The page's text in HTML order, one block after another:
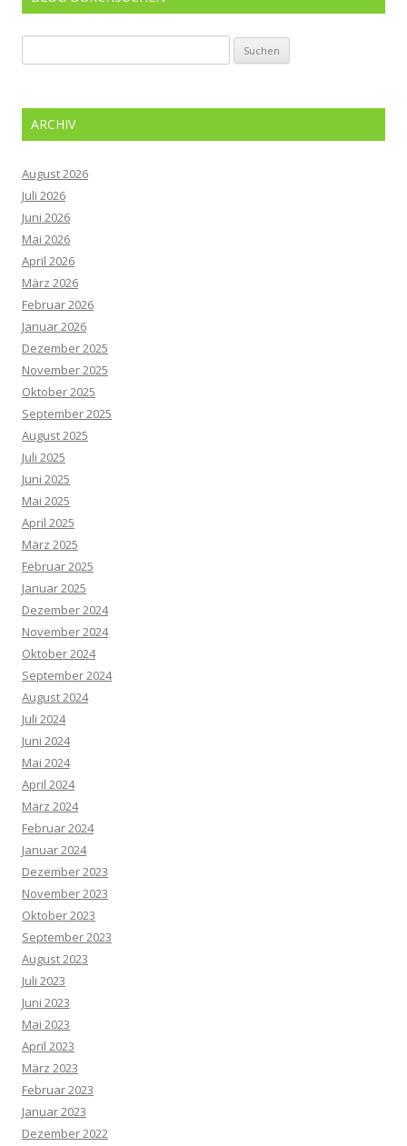
nach:
ARCHIV
August 2026
Juli 2026
Juni 2026
Mai 2026
April 2026
März 2026
Februar 2026
Januar 2026
Dezember 2025
November 2025
Oktober 2025
September 2025
August 2025
Juli 2025
Juni 2025
Mai 2025
April 2025
März 2025
Februar 2025
Januar 2025
Dezember 2024
November 2024
Oktober 2024
September 2024
August 2024
Juli 2024
Juni 2024
Mai 2024
April 2024
März 2024
Februar 2024
Januar 2024
Dezember 2023
November 2023
Oktober 2023
September 2023
August 2023
Juli 2023
Juni 2023
Mai 2023
April 2023
März 2023
Februar 2023
Januar 2023
Dezember 2022